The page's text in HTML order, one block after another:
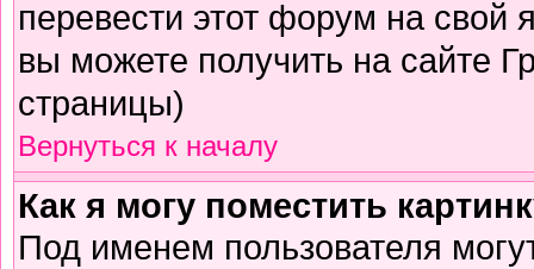
перевести этот форум на
вы можете получить на сайте
страницы)
Вернуться к началу
Как я могу поместить
Под именем пользователя